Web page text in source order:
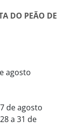
DO PEÃO DE
agosto
de agosto
a 31 de